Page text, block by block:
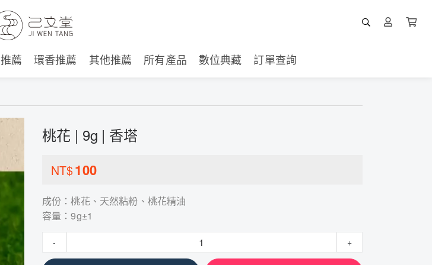
薦 環香推薦 其他推薦 所有產品 數位典藏 訂單查詢
桃花 | 9g | 香塔
NT$100
成份：桃花、天然粘粉、桃花精油
容量：9g±1
- +